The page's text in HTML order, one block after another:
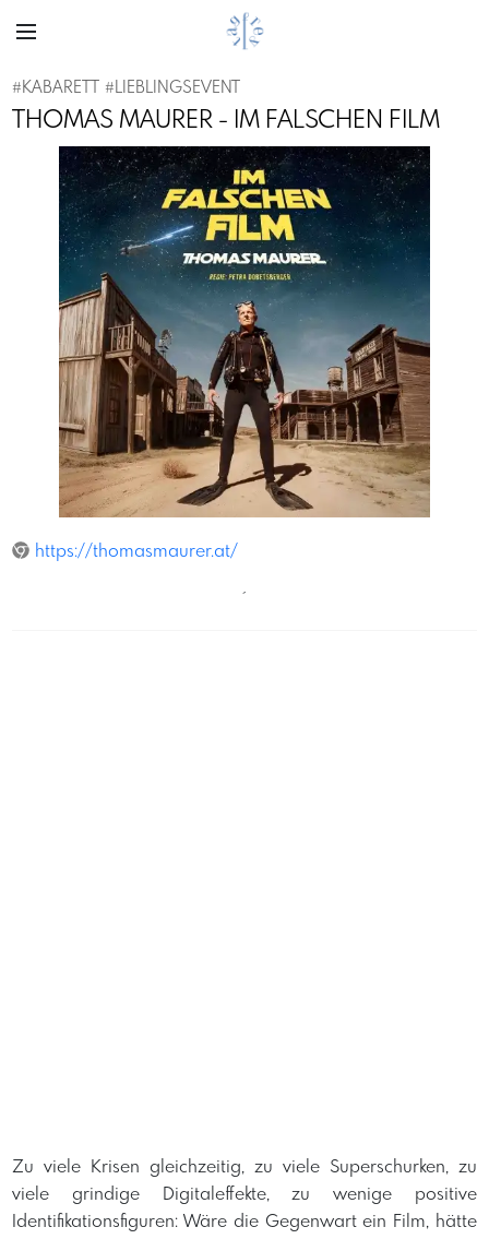
#KABARETT #LIEBLINGSEVENT
THOMAS MAURER - IM FALSCHEN FILM
Previous Next
https://thomasmaurer.at/
´
Zu viele Krisen gleichzeitig, zu viele Superschurken, zu
viele grindige Digitaleffekte, zu wenige positive
Identifikationsfiguren: Wäre die Gegenwart ein Film, hätte